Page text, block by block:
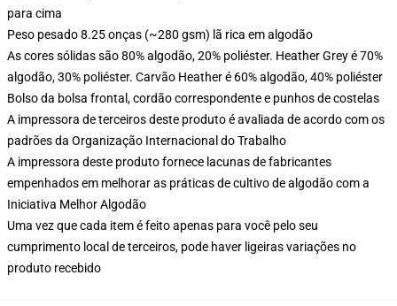
para cima
Peso pesado 8.25 onças (~280 gsm) lã rica em algodão
As cores sólidas são 80% algodão, 20% poliéster. Heather Grey é 70%
algodão, 30% poliéster. Carvão Heather é 60% algodão, 40% poliéster
Bolso da bolsa frontal, cordão correspondente e punhos de costelas
A impressora de terceiros deste produto é avaliada de acordo com os
padrões da Organização Internacional do Trabalho
A impressora deste produto fornece lacunas de fabricantes
empenhados em melhorar as práticas de cultivo de algodão com a
Iniciativa Melhor Algodão
Uma vez que cada item é feito apenas para você pelo seu
cumprimento local de terceiros, pode haver ligeiras variações no
produto recebido